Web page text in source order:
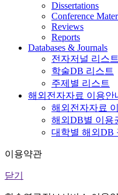
Dissertations
Conference
Reviews
Reports
Databases & Journals
전자저널 리스트
학술DB 리스트
주제별 리스트
해외전자자료 이용안
해외전자자료
해외DB별 이용
대학별 해외DB
이용약관
닫기